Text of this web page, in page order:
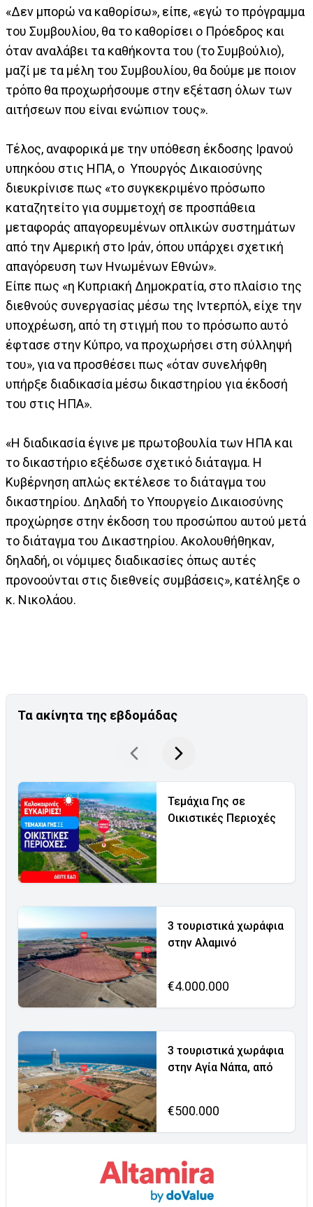
«Δεν μπορώ να καθορίσω», είπε, «εγώ το πρόγραμμα
του Συμβουλίου, θα το καθορίσει ο Πρόεδρος και
όταν αναλάβει τα καθήκοντα του (το Συμβούλιο),
μαζί με τα μέλη του Συμβουλίου, θα δούμε με ποιον
τρόπο θα προχωρήσουμε στην εξέταση όλων των
αιτήσεων που είναι ενώπιον τους».
Τέλος, αναφορικά με την υπόθεση έκδοσης Ιρανού
υπηκόου στις ΗΠΑ, ο Υπουργός Δικαιοσύνης
διευκρίνισε πως «το συγκεκριμένο πρόσωπο
καταζητείτο για συμμετοχή σε προσπάθεια
μεταφοράς απαγορευμένων οπλικών συστημάτων
από την Αμερική στο Ιράν, όπου υπάρχει σχετική
απαγόρευση των Ηνωμένων Εθνών».
Είπε πως «η Κυπριακή Δημοκρατία, στο πλαίσιο της
διεθνούς συνεργασίας μέσω της Ιντερπόλ, είχε την
υποχρέωση, από τη στιγμή που το πρόσωπο αυτό
έφτασε στην Κύπρο, να προχωρήσει στη σύλληψή
του», για να προσθέσει πως «όταν συνελήφθη
υπήρξε διαδικασία μέσω δικαστηρίου για έκδοσή
του στις ΗΠΑ».
«Η διαδικασία έγινε με πρωτοβουλία των ΗΠΑ και
το δικαστήριο εξέδωσε σχετικό διάταγμα. Η
Κυβέρνηση απλώς εκτέλεσε το διάταγμα του
δικαστηρίου. Δηλαδή το Υπουργείο Δικαιοσύνης
προχώρησε στην έκδοση του προσώπου αυτού μετά
το διάταγμα του Δικαστηρίου. Ακολουθήθηκαν,
δηλαδή, οι νόμιμες διαδικασίες όπως αυτές
προνοούνται στις διεθνείς συμβάσεις», κατέληξε ο
κ. Νικολάου.
Τα ακίνητα της εβδομάδας
Τεμάχια Γης σε
Οικιστικές Περιοχές
3 τουριστικά χωράφια
στην Αλαμινό
€4.000.000
3 τουριστικά χωράφια
στην Αγία Νάπα, από
€500.000